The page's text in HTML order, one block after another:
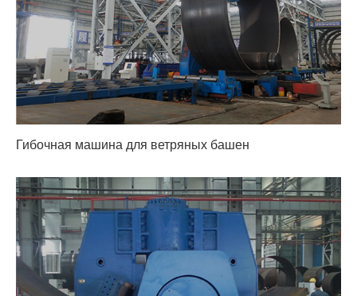
Гибочная машина для ветряных башен